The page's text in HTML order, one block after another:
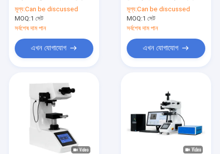
ভিএইচ 1010
মূল্য:Can be discussed
MOQ:1 সেট
সর্বশেষ দাম পান
এখন যোগাযোগ
মূল্য:Can be discussed
MOQ:1 সেট
সর্বশেষ দাম পান
এখন যোগাযোগ